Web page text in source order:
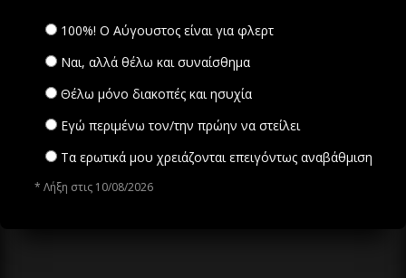
100%! Ο Αύγουστος είναι για φλερτ
Ναι, αλλά θέλω και συναίσθημα
Θέλω μόνο διακοπές και ησυχία
Εγώ περιμένω τον/την πρώην να στείλει
Τα ερωτικά μου χρειάζονται επειγόντως αναβάθμιση
* Λήξη στις 10/08/2026